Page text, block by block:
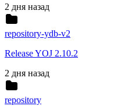
2 дня назад
repository-ydb-v2
Release YOJ 2.10.2
2 дня назад
repository